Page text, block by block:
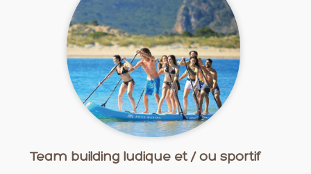
Team building ludique et / ou sportif